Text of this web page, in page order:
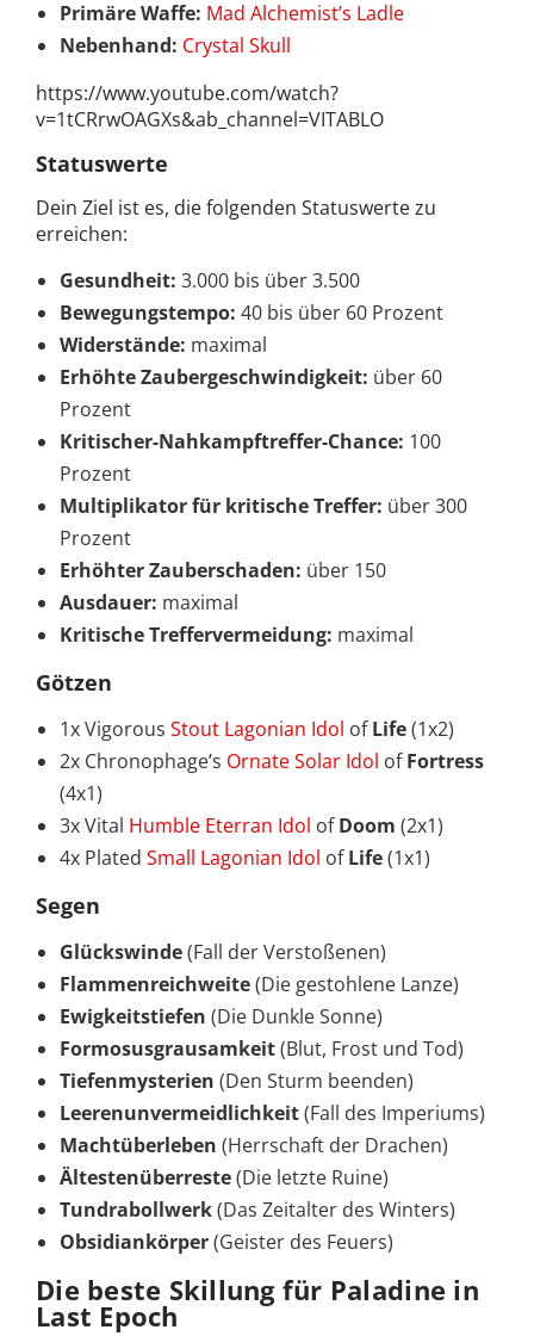
Primäre Waffe: Mad Alchemist’s Ladle
Nebenhand: Crystal Skull
https://www.youtube.com/watch?
v=1tCRrwOAGXs&ab_channel=VITABLO
Statuswerte
Dein Ziel ist es, die folgenden Statuswerte zu
erreichen:
Gesundheit: 3.000 bis über 3.500
Bewegungstempo: 40 bis über 60 Prozent
Widerstände: maximal
Erhöhte Zaubergeschwindigkeit: über 60
Prozent
Kritischer-Nahkampftreffer-Chance: 100
Prozent
Multiplikator für kritische Treffer: über 300
Prozent
Erhöhter Zauberschaden: über 150
Ausdauer: maximal
Kritische Treffervermeidung: maximal
Götzen
1x Vigorous Stout Lagonian Idol ofLife(1x2)
2x Chronophage’s Ornate Solar Idol ofFortress
(4x1)
3x Vital Humble Eterran Idol ofDoom (2x1)
4x Plated Small Lagonian Idol ofLife(1x1)
Segen
Glückswinde(Fall der Verstoßenen)
Flammenreichweite(Die gestohlene Lanze)
Ewigkeitstiefen (Die Dunkle Sonne)
Formosusgrausamkeit(Blut, Frost und Tod)
Tiefenmysterien (Den Sturm beenden)
Leerenunvermeidlichkeit(Fall des Imperiums)
Machtüberleben (Herrschaft der Drachen)
Ältestenüberreste(Die letzte Ruine)
Tundrabollwerk(Das Zeitalter des Winters)
Obsidiankörper(Geister des Feuers)
Die beste Skillung für Paladine in
Last Epoch